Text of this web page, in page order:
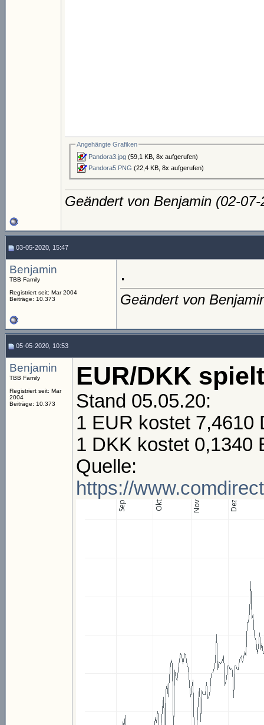
Angehängte Grafiken
Pandora3.jpg (59,1 KB, 8x aufgerufen)
Pandora5.PNG (22,4 KB, 8x aufgerufen)
Geändert von Benjamin (02-
03-05-2020, 15:47
Benjamin
TBB Family
Registriert seit: Mar 2004
Beiträge: 10.373
.
Geändert von
05-05-2020, 10:53
Benjamin
TBB Family
Registriert seit: Mar
2004
Beiträge: 10.373
EUR/DKK
Stand 05.05.20:
1 EUR kostet 7,4610
1 DKK kostet 0,1340
Quelle:
https://